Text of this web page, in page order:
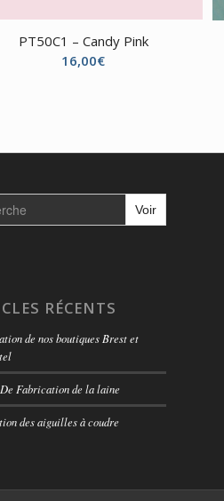
PT50C1 – Candy Pink
16,00€
RÉCENTS
de nos boutiques Brest et
Fabrication de la laine
des aiguilles à coudre